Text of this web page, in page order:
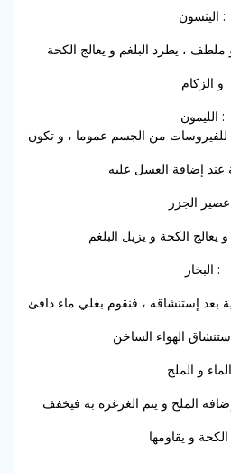
الينسون :
، يطرد البلغم و يعالج الكحة
و الزكام
الليمون :
من الجسم عموما ، و تكون
يعالج الكحة و يزيل البلغم
البخار :
بعد إستنشاقه ، فنقوم بغلي ماء دافئ
الهواء الساخن
الملح و يتم الغرغرة به فيخفف